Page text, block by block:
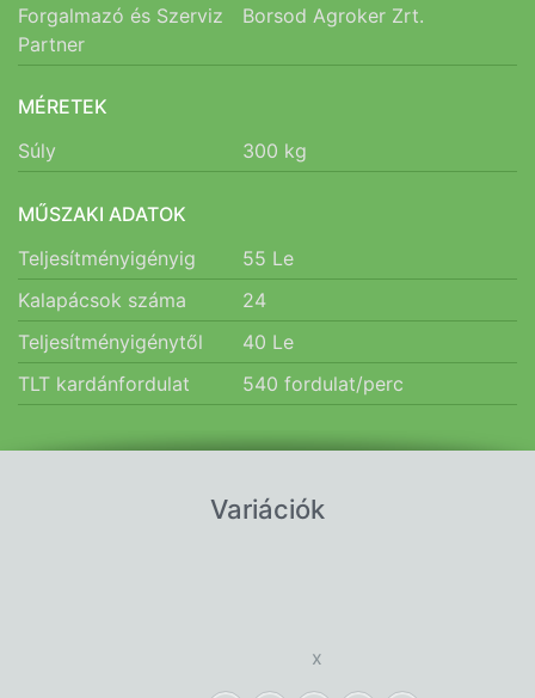
Forgalmazó és Szerviz
Partner
Borsod Agroker Zrt.
MÉRETEK
Súly
300 kg
MŰSZAKI ADATOK
Teljesítményigényig
55 Le
Kalapácsok száma
24
Teljesítményigénytől
40 Le
TLT kardánfordulat
540fordulat/perc
Variációk
x